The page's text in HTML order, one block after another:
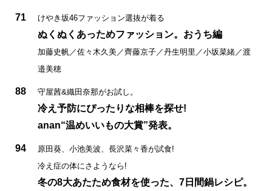
71 けやき坂46ファッション選抜が着る
ぬくぬくあっためファッション。おうち編
加藤史帆／佐々木久美／齊藤京子／丹生明里／小坂菜緒／渡
邉美穂
88 守屋茜&織田奈那がお試し。
冷え予防にぴったりな相棒を探せ!
anan“温めいいもの大賞”発表。
94
原田葵、小池美波、長沢菜々香が試食!
冷え症の体にさようなら!
冬の8大あたため食材を使った、7日間鍋レシピ。